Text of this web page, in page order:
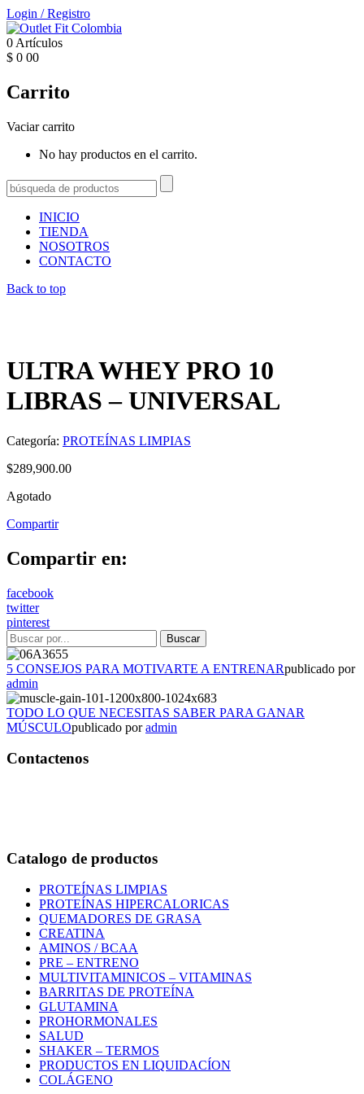
Login /Registro
0 Artículos
$ 0 00
Carrito
Vaciar carrito
No hay productos en el carrito.
INICIO
TIENDA
NOSOTROS
CONTACTO
Back to top
ULTRA WHEY PRO 10
LIBRAS – UNIVERSAL
Categoría: PROTEÍNAS LIMPIAS
$289,900.00
Agotado
Compartir
Compartir en:
facebook
twitter
pinterest
5 CONSEJOS PARA MOTIVARTE A ENTRENARpublicado por
admin
TODO LO QUE NECESITAS SABER PARA GANAR
MÚSCULOpublicado poradmin
Contactenos
Catalogo de productos
PROTEÍNAS LIMPIAS
PROTEÍNAS HIPERCALORICAS
QUEMADORES DE GRASA
CREATINA
AMINOS / BCAA
PRE – ENTRENO
MULTIVITAMINICOS – VITAMINAS
BARRITAS DE PROTEÍNA
GLUTAMINA
PROHORMONALES
SALUD
SHAKER – TERMOS
PRODUCTOS EN LIQUIDACÍON
COLÁGENO